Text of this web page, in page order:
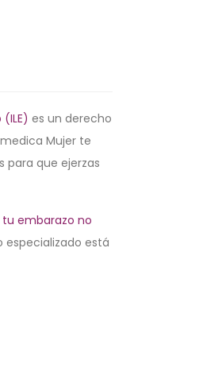
es un derecho
Mujer te
para que ejerzas
embarazo no
especializado está